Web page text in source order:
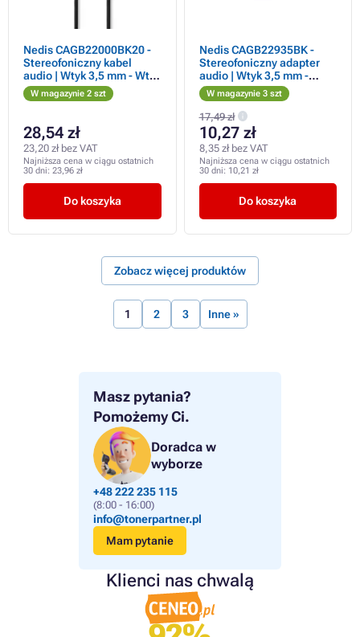
Masz pytania?
Pomożemy Ci.
Doradca w
wyborze
+48 222 235 115
(8:00 - 16:00)
info@tonerpartner.pl
Mam pytanie
Klienci nas chwalą
Nedis CAGB22000BK20 -
Stereofoniczny kabel
audio | Wtyk 3,5 mm - Wtyk
3,5 mm | 2 m | Czarny
W magazynie 2 szt
28,54 zł
23,20 zł bez VAT
Najniższa cena w ciągu ostatnich
30 dni: 23,96 zł
Do koszyka
Nedis CAGB22935BK -
Stereofoniczny adapter
audio | Wtyk 3,5 mm -
Gniazdo 6,35 mm | Czarny
W magazynie 3 szt
17,49 zł
10,27 zł
8,35 zł bez VAT
Najniższa cena w ciągu ostatnich
30 dni: 10,21 zł
Do koszyka
Zobacz więcej produktów
1 2 3 Inne »